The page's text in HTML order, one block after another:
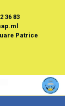
36 83
Patrice